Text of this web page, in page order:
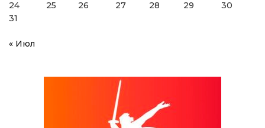
24
25 26 27 28 29
30
31
« Июл